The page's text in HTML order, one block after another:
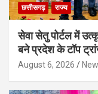
छत्तीसगढ़ राज्य
सेवा सेतु पोर्टल में
बने प्रदेश के टॉप
August 6, 2026